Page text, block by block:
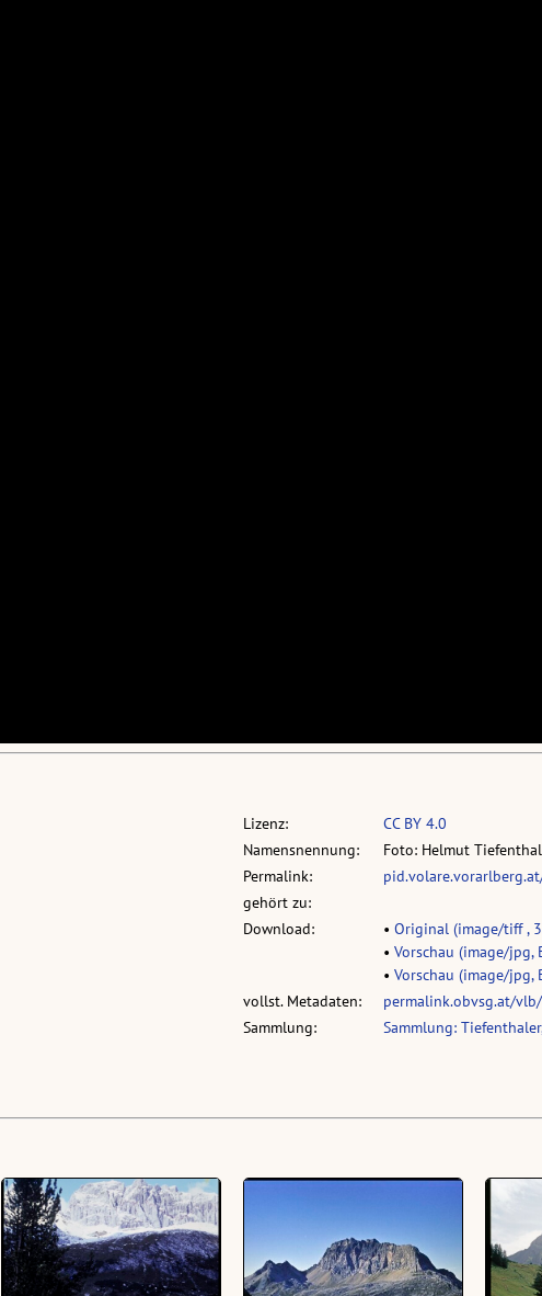
Lizenz:
CC BY 4.0
Namensnennung:
Foto: Helmut
Permalink:
gehört zu:
Download:
• Original (image/tiff ,
• Vorschau (image/jpg,
• Vorschau (image/jpg,
vollst. Metadaten:
permalink.obvsg.at/
Sammlung:
Sammlung: